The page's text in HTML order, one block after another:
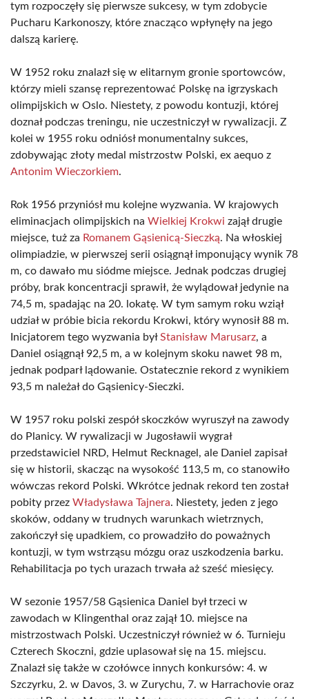
tym rozpoczęły się pierwsze sukcesy, w tym zdobycie
Pucharu Karkonoszy, które znacząco wpłynęły na jego
dalszą karierę.
W 1952 roku znalazł się w elitarnym gronie sportowców,
którzy mieli szansę reprezentować Polskę na igrzyskach
olimpijskich w Oslo. Niestety, z powodu kontuzji, której
doznał podczas treningu, nie uczestniczył w rywalizacji. Z
kolei w 1955 roku odniósł monumentalny sukces,
zdobywając złoty medal mistrzostw Polski, ex aequo z
Antonim Wieczorkiem.
Rok 1956 przyniósł mu kolejne wyzwania. W krajowych
eliminacjach olimpijskich na Wielkiej Krokwi zajął drugie
miejsce, tuż za Romanem Gąsienicą-Sieczką. Na włoskiej
olimpiadzie, w pierwszej serii osiągnął imponujący wynik 78
m, co dawało mu siódme miejsce. Jednak podczas drugiej
próby, brak koncentracji sprawił, że wylądował jedynie na
74,5 m, spadając na 20. lokatę. W tym samym roku wziął
udział w próbie bicia rekordu Krokwi, który wynosił 88 m.
Inicjatorem tego wyzwania byłStanisław Marusarz, a
Daniel osiągnął 92,5 m, a w kolejnym skoku nawet 98 m,
jednak podparł lądowanie. Ostatecznie rekord z wynikiem
93,5 m należał do Gąsienicy-Sieczki.
W 1957 roku polski zespół skoczków wyruszył na zawody
do Planicy. W rywalizacji w Jugosławii wygrał
przedstawiciel NRD, Helmut Recknagel, ale Daniel zapisał
się w historii, skacząc na wysokość 113,5 m, co stanowiło
wówczas rekord Polski. Wkrótce jednak rekord ten został
pobity przez Władysława Tajnera. Niestety, jeden z jego
skoków, oddany w trudnych warunkach wietrznych,
zakończył się upadkiem, co prowadziło do poważnych
kontuzji, w tym wstrząsu mózgu oraz uszkodzenia barku.
Rehabilitacja po tych urazach trwała aż sześć miesięcy.
W sezonie 1957/58 Gąsienica Daniel był trzeci w
zawodach w Klingenthal oraz zajął 10. miejsce na
mistrzostwach Polski. Uczestniczył również w 6. Turnieju
Czterech Skoczni, gdzie uplasował się na 15. miejscu.
Znalazł się także w czołówce innych konkursów: 4. w
Szczyrku, 2. w Davos, 3. w Zurychu, 7. w Harrachovie oraz